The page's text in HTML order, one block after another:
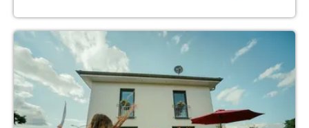
Mängel beim Bau eines Ausbauhauses: was tun?